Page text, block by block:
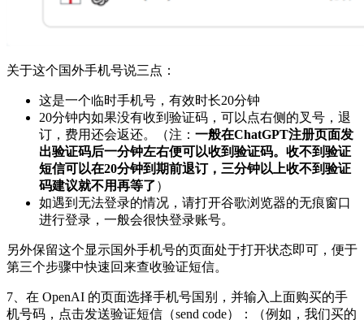
关于这个国外手机号说三点：
这是一个临时手机号，有效时长20分钟
20分钟内如果没有收到验证码，可以点右侧的叉号，退
订，费用还会返还。（注： 一般在ChatGPT注册页面发
出验证码后一分钟左右便可以收到验证码。收不到验证
短信可以在20分钟到期前退订，三分钟以上收不到验证
码建议就不用再等了）
如遇到无法登录的情况，请打开谷歌浏览器的无痕窗口
进行登录，一般会很快登录账号。
另外保留这个显示国外手机号的页面处于打开状态即可，便于
第三个步骤中快速回来查收验证短信。
7、在 OpenAI 的页面选择手机号国别，并输入上面购买的手
机号码，点击发送验证短信（send code）：（例如，我们买的